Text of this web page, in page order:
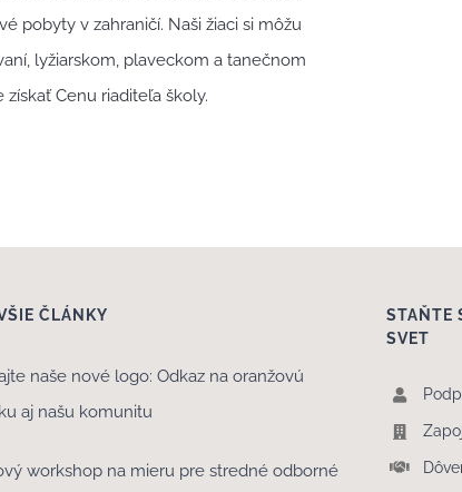
pobyty v zahraničí. Naši žiaci si môžu
lyžiarskom, plaveckom a tanečnom
Cenu riaditeľa školy.
ČLÁNKY
naše nové logo: Odkaz na oranžovú
aj našu komunitu
workshop na mieru pre stredné odborné
STAŇTE
SVET